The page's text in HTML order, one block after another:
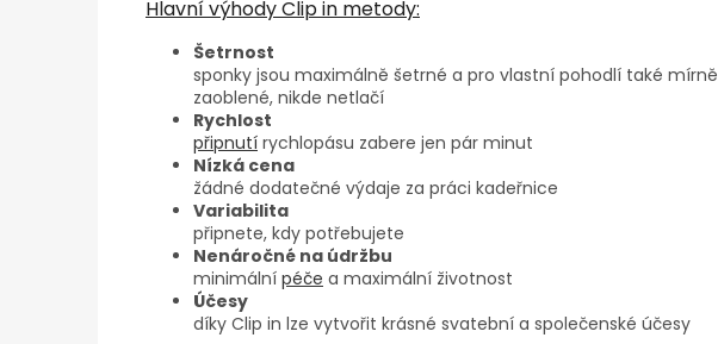
Hlavní výhody Clip in metody:
Šetrnost
sponky jsou maximálně šetrné a pro vlastní pohodlí také mírně
zaoblené, nikde netlačí
Rychlost
připnutí rychlopásu zabere jen pár minut
Nízká cena
žádné dodatečné výdaje za práci kadeřnice
Variabilita
připnete, kdy potřebujete
Nenáročné na údržbu
minimální péče a maximální životnost
Účesy
díky Clip in lze vytvořit krásné svatební a společenské účesy